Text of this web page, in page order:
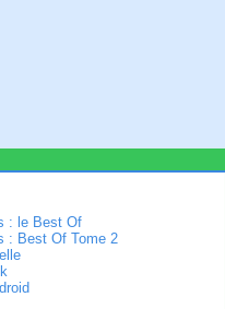
: le Best Of
: Best Of Tome 2